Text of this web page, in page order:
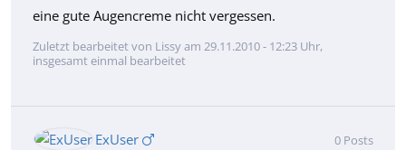
eine gute Augencreme nicht vergessen.
Zuletzt bearbeitet von Lissy am 29.11.2010 - 12:23 Uhr,
insgesamt einmal bearbeitet
ExUser 0 Posts